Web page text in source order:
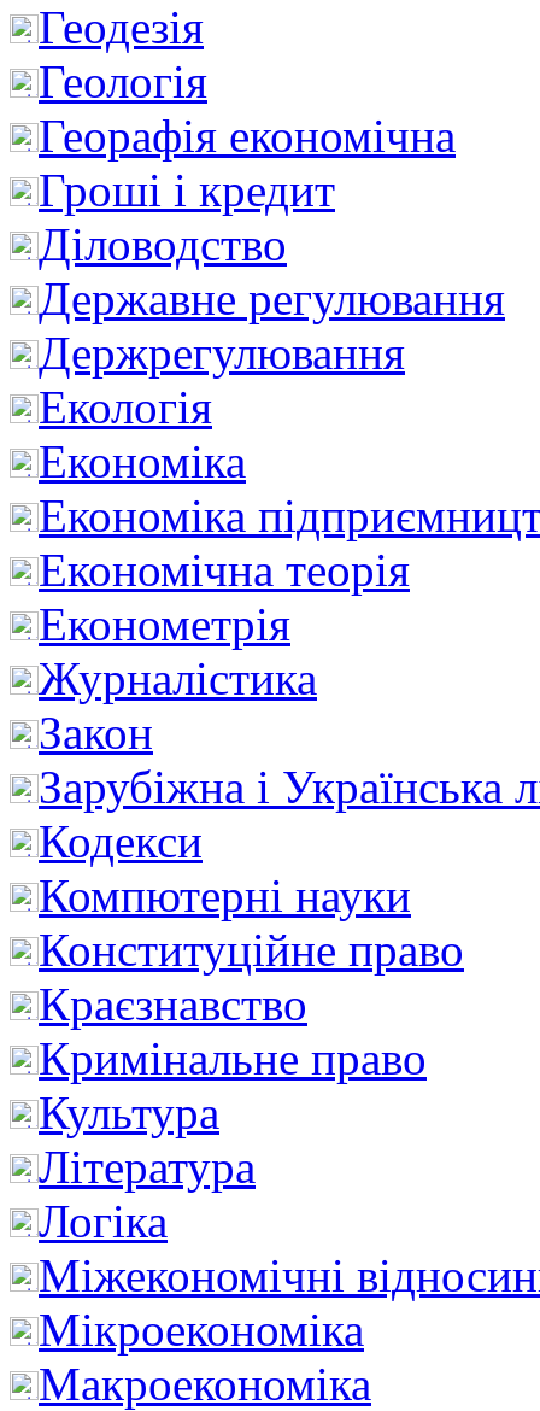
Геодезія
Геологія
Георафія економічна
Гроші і кредит
Діловодство
Державне регулювання
Держрегулювання
Екологія
Економіка
Економіка
Економічна теорія
Економетрія
Журналістика
Закон
Зарубіжна і Українська
Кодекси
Компютерні науки
Конституційне право
Краєзнавство
Кримінальне право
Культура
Література
Логіка
Міжекономічні
Мікроекономіка
Макроекономіка